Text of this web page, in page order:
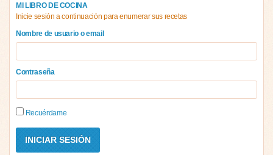
MI LIBRO DE COCINA
Inicie sesión a continuación para enumerar sus recetas
Nombre de usuario o email
Contraseña
Recuérdame